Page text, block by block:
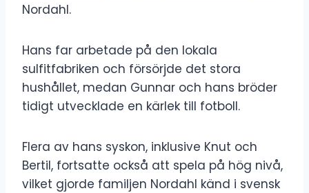
Nordahl.
Hans far arbetade på den lokala
sulfitfabriken och försörjde det stora
hushållet, medan Gunnar och hans bröder
tidigt utvecklade en kärlek till fotboll.
Flera av hans syskon, inklusive Knut och
Bertil, fortsatte också att spela på hög nivå,
vilket gjorde familjen Nordahl känd i svensk